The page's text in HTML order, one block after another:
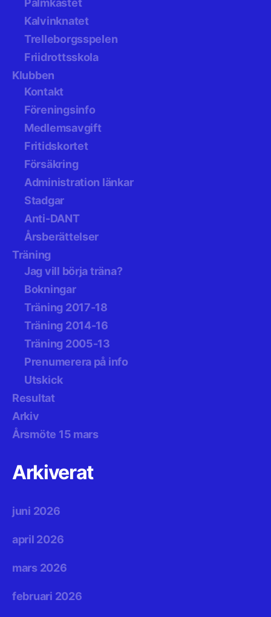
Palmkastet
Kalvinknatet
Trelleborgsspelen
Friidrottsskola
Klubben
Kontakt
Föreningsinfo
Medlemsavgift
Fritidskortet
Försäkring
Administration länkar
Stadgar
Anti-DANT
Årsberättelser
Träning
Jag vill börja träna?
Bokningar
Träning 2017-18
Träning 2014-16
Träning 2005-13
Prenumerera på info
Utskick
Resultat
Arkiv
Årsmöte 15 mars
Arkiverat
juni 2026
april 2026
mars 2026
februari 2026